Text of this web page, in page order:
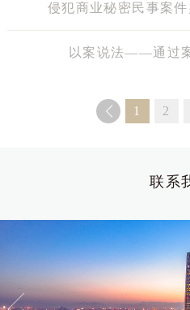
侵犯商业秘密民事案件
以案说法——通过
1 2
联系